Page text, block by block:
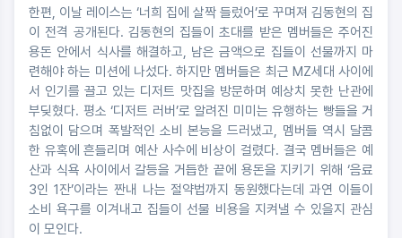
한편, 이날 레이스는 ‘너희 집에 살짝 들렀어’로 꾸며져 김동현의 집
이 전격 공개된다. 김동현의 집들이 초대를 받은 멤버들은 주어진
용돈 안에서 식사를 해결하고, 남은 금액으로 집들이 선물까지 마
련해야 하는 미션에 나섰다. 하지만 멤버들은 최근 MZ세대 사이에
서 인기를 끌고 있는 디저트 맛집을 방문하며 예상치 못한 난관에
부딪혔다. 평소 ‘디저트 러버’로 알려진 미미는 유행하는 빵들을 거
침없이 담으며 폭발적인 소비 본능을 드러냈고, 멤버들 역시 달콤
한 유혹에 흔들리며 예산 사수에 비상이 걸렸다. 결국 멤버들은 예
산과 식욕 사이에서 갈등을 거듭한 끝에 용돈을 지키기 위해 ‘음료
3인 1잔’이라는 짠내 나는 절약법까지 동원했다는데 과연 이들이
소비 욕구를 이겨내고 집들이 선물 비용을 지켜낼 수 있을지 관심
이 모인다.